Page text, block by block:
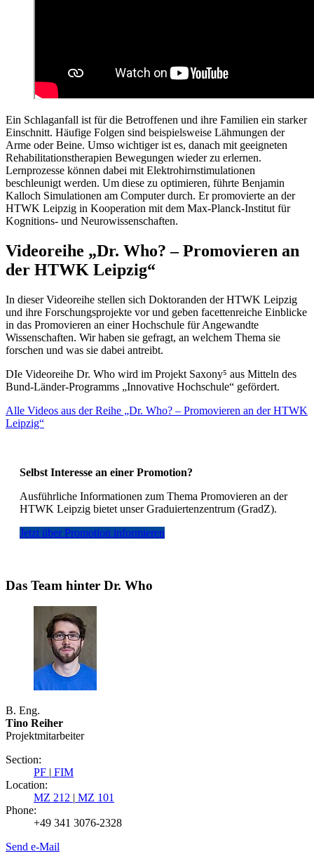
Ein Schlaganfall ist für die Betroffenen und ihre Familien ein starker
Einschnitt. Häufige Folgen sind beispielsweise Lähmungen der
Arme oder Beine. Umso wichtiger ist es, danach mit geeigneten
Rehabilitationstherapien Bewegungen wieder zu erlernen.
Lernprozesse können dabei mit Elektrohirnstimulationen
beschleunigt werden. Um diese zu optimieren, führte Benjamin
Kalloch Simulationen am Computer durch. Er promovierte an der
HTWK Leipzig in Kooperation mit dem Max-Planck-Institut für
Kognitions- und Neurowissenschaften.
Videoreihe „Dr. Who? – Promovieren an
der HTWK Leipzig“
In dieser Videoreihe stellen sich Doktoranden der HTWK Leipzig
und ihre Forschungsprojekte vor und geben facettenreiche Einblicke
in das Promovieren an einer Hochschule für Angewandte
Wissenschaften. Wir haben sie gefragt, an welchem Thema sie
forschen und was sie dabei antreibt.
DIe Videoreihe Dr. Who wird im Projekt Saxony⁵ aus Mitteln des
Bund-Länder-Programms „Innovative Hochschule“ gefördert.
Alle Videos aus der Reihe „Dr. Who? – Promovieren an der HTWK
Leipzig“
Selbst Interesse an einer Promotion?
Ausführliche Informationen zum Thema Promovieren an der
HTWK Leipzig bietet unser Graduiertenzentrum (GradZ).
Jetzt über Promotion informieren
Das Team hinter Dr. Who
B. Eng.
Tino Reiher
Projektmitarbeiter
Section:
PF | FIM
Location:
MZ 212 | MZ 101
Phone:
+49 341 3076-2328
Send e-Mail